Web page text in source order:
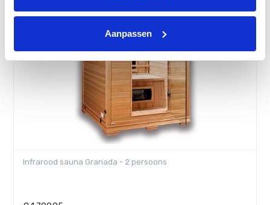
Aanpassen
Infrarood sauna Pandora - 2 personen